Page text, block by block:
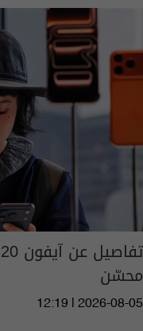
محسّن
12:19 | 2026-08-05